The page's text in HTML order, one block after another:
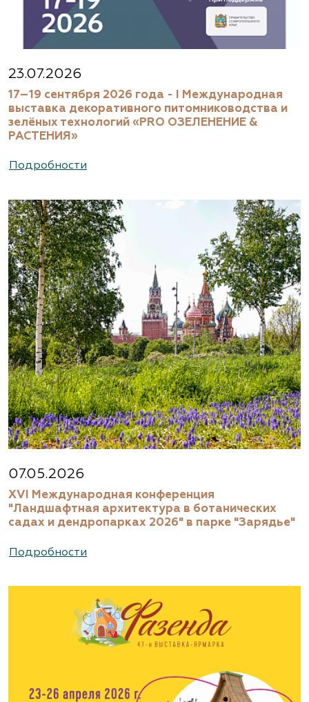
23.07.2026
17–19 сентября 2026 года - I Международная
выставка декоративного питомниководства и
зелёных технологий «PRO ОЗЕЛЕНЕНИЕ &
РАСТЕНИЯ»
Подробности
07.05.2026
XVI Международная конференция
"Ландшафтная архитектура в ботанических
садах и дендропарках 2026" в парке "Зарядье"
Подробности